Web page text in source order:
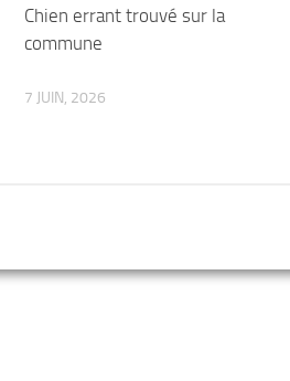
Chien errant trouvé sur la
commune
7 JUIN, 2026